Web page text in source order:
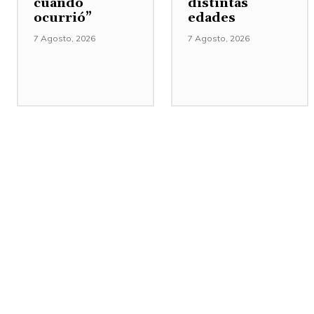
cuando
ocurrió”
7 Agosto, 2026
distintas
edades
7 Agosto, 2026